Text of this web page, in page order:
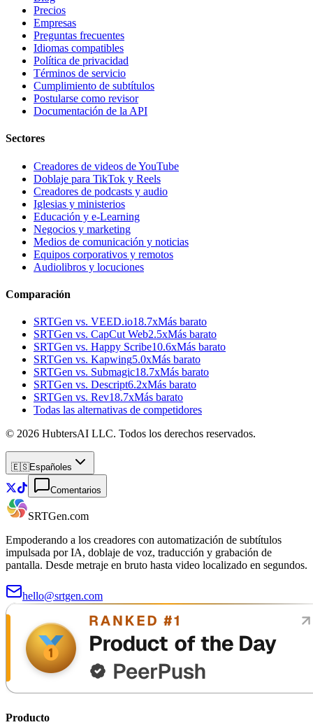
Precios
Empresas
Preguntas frecuentes
Idiomas compatibles
Política de privacidad
Términos de servicio
Cumplimiento de subtítulos
Postularse como revisor
Documentación de la API
Sectores
Creadores de videos de YouTube
Doblaje para TikTok y Reels
Creadores de podcasts y audio
Iglesias y ministerios
Educación y e-Learning
Negocios y marketing
Medios de comunicación y noticias
Equipos corporativos y remotos
Audiolibros y locuciones
Comparación
SRTGen vs. VEED.io18.7xMás barato
SRTGen vs. CapCut Web2.5xMás barato
SRTGen vs. Happy Scribe10.6xMás barato
SRTGen vs. Kapwing5.0xMás barato
SRTGen vs. Submagic18.7xMás barato
SRTGen vs. Descript6.2xMás barato
SRTGen vs. Rev18.7xMás barato
Todas las alternativas de competidores
© 2026 HubtersAI LLC. Todos los derechos reservados.
🇪🇸Español es
Comentarios
SRTGen.com
Empoderando a los creadores con automatización de subtítulos
impulsada por IA, doblaje de voz, traducción y grabación de
pantalla. Desde metraje en bruto hasta video localizado en segundos.
hello@srtgen.com
Producto